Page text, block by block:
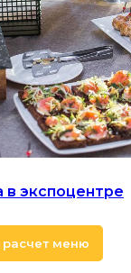
в экспоцентре
расчет меню